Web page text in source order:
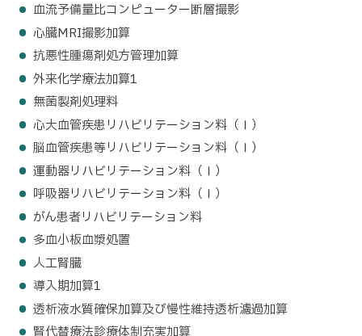
血流予備量比コンピューター断層撮影
心臓MRI撮影加算
抗悪性腫瘍剤処方管理加算
外来化学療法加算1
無菌製剤処理料
心大血管疾患リハビリテーション料（Ⅰ）
脳血管疾患等リハビリテーション料（Ⅰ）
運動器リハビリテーション料（Ⅰ）
呼吸器リハビリテーション料（Ⅰ）
がん患者リハビリテーション料
多血小板血漿処置
人工腎臓
導入期加算1
透析液水質確保加算及び慢性維持透析濾過加算